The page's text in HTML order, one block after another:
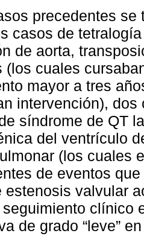
precedentes
casos de
de aorta,
(los cuales
mayor a tres
intervención),
síndrome de QT
del ventrículo
(los cuales
de eventos
estenosis valvular
clínico
de grado “leve”